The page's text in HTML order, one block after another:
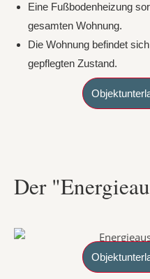
Eine Fußbodenheizung
gesamten Wohnung.
Die Wohnung befindet
gepflegten Zustand.
Der